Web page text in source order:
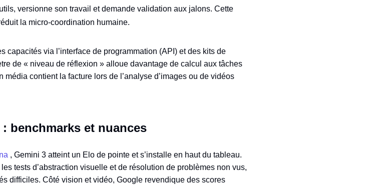
versionne son travail et demande validation aux jalons. Cette
la micro‑coordination humaine.
capacités via l’interface de programmation (API) et des kits de
de « niveau de réflexion » alloue davantage de calcul aux tâches
média contient la facture lors de l’analyse d’images ou de vidéos
benchmarks et nuances
, Gemini 3 atteint un Elo de pointe et s’installe en haut du tableau.
tests d’abstraction visuelle et de résolution de problèmes non vus,
difficiles. Côté vision et vidéo, Google revendique des scores